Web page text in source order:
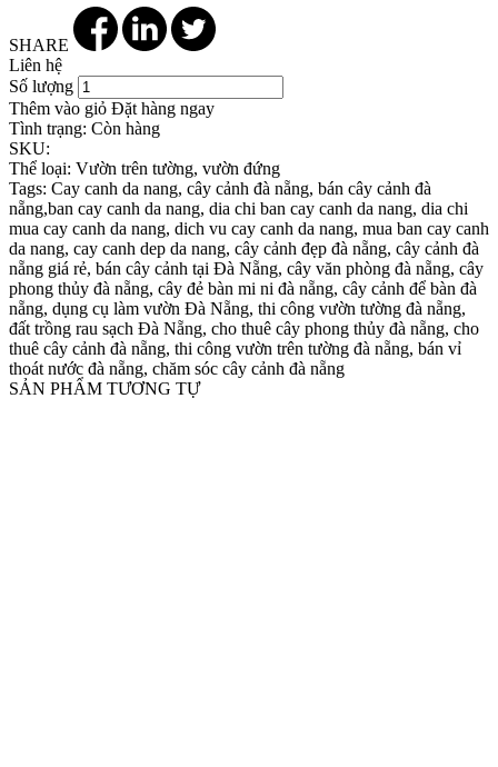
SHARE
Liên hệ
Số lượng
Thêm vào giỏ Đặt hàng ngay
Tình trạng: Còn hàng
SKU:
Thể loại: Vườn trên tường, vườn đứng
Tags: Cay canh da nang, cây cảnh đà nẵng, bán cây cảnh đà
nẵng,ban cay canh da nang, dia chi ban cay canh da nang, dia chi
mua cay canh da nang, dich vu cay canh da nang, mua ban cay canh
da nang, cay canh dep da nang, cây cảnh đẹp đà nẵng, cây cảnh đà
nẵng giá rẻ, bán cây cảnh tại Đà Nẵng, cây văn phòng đà nẵng, cây
phong thủy đà nẵng, cây đẻ bàn mi ni đà nẵng, cây cảnh để bàn đà
nẵng, dụng cụ làm vườn Đà Nẵng, thi công vườn tường đà nẵng,
đất trồng rau sạch Đà Nẵng, cho thuê cây phong thủy đà nẵng, cho
thuê cây cảnh đà nẵng, thi công vườn trên tường đà nẵng, bán vỉ
thoát nước đà nẵng, chăm sóc cây cảnh đà nẵng
SẢN PHẨM TƯƠNG TỰ